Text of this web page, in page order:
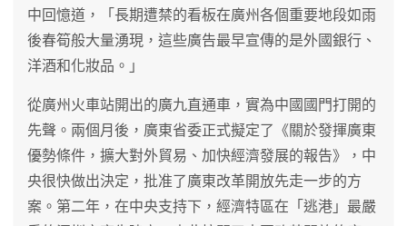
中回憶道，「長期遭禁的看板在廣州各個重要地段如雨
後春筍般大量湧現，這些廣告最早宣傳的是外國銀行、
洋酒和化妝品。」
從廣州火車站開出的廣九直通車，實為中國國門打開的
先聲。兩個月後，廣東省委正式擬定了《關於發揮廣東
優勢條件，擴大對外貿易、加快經濟發展的報告》，中
央很快做出決定，批准了廣東改革開放先走一步的方
案。第二年，在中央支持下，經濟特區在「逃港」最嚴